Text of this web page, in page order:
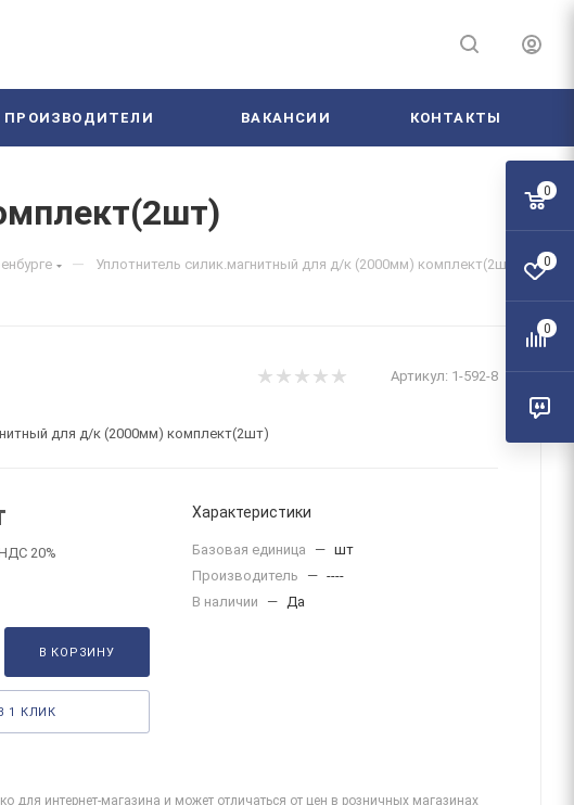
ПРОИЗВОДИТЕЛИ ВАКАНСИИ КОНТАКТЫ
— Уплотнитель силик.магнитный для д/к (2000мм) комплект(2шт)
Артикул: 1-592-8
для д/к (2000мм) комплект(2шт)
20%
В КОРЗИНУ
1 КЛИК
Характеристики
Базовая единица — шт
Производитель
— ----
В наличии
— Да
для интернет-магазина и может отличаться от цен в розничных магазинах
0
0
0